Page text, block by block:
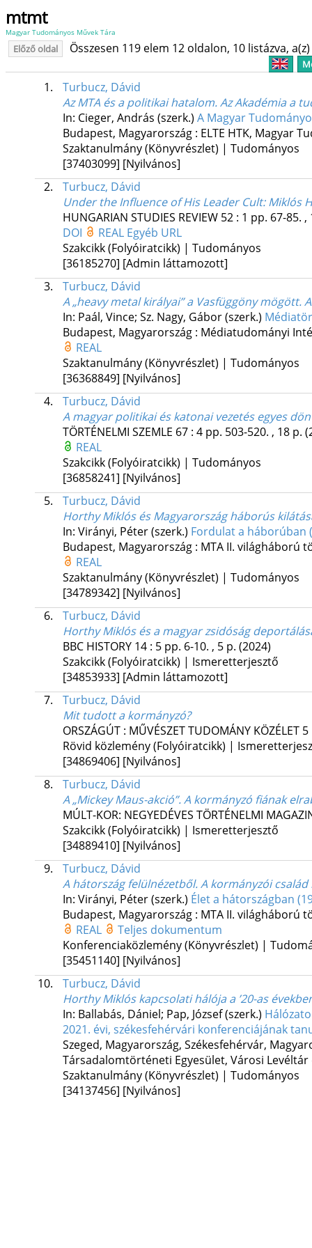
mtmt
Magyar Tudományos Művek Tára
Előző oldal Összesen 119 elem 12 oldalon, 10 listázva,
1.
Turbucz, Dávid
Az MTA és a politikai hatalom. Az Akadémia a
In: Cieger, András (szerk.) A Magyar
Budapest, Magyarország : ELTE HTK, Magyar
Szaktanulmány (Könyvrészlet) | Tudományos
[37403099] [Nyilvános]
2.
Turbucz, Dávid
Under the Influence of His Leader Cult: Miklós
HUNGARIAN STUDIES REVIEW 52: 1 pp. 67-85.
DOI
REAL Egyéb URL
Szakcikk (Folyóiratcikk) | Tudományos
[36185270] [Admin láttamozott]
3.
Turbucz, Dávid
A „heavy metal királyai” a Vasfüggöny mögött.
In: Paál, Vince; Sz. Nagy, Gábor (szerk.)
Budapest, Magyarország : Médiatudományi
REAL
Szaktanulmány (Könyvrészlet) | Tudományos
[36368849] [Nyilvános]
4.
Turbucz, Dávid
A magyar politikai és katonai vezetés egyes
TÖRTÉNELMI SZEMLE 67: 4 pp. 503-520. , 18 p.
REAL
Szakcikk (Folyóiratcikk) | Tudományos
[36858241] [Nyilvános]
5.
Turbucz, Dávid
Horthy Miklós és Magyarország háborús
In: Virányi, Péter (szerk.) Fordulat a háborúban
Budapest, Magyarország : MTA II. világháború
REAL
Szaktanulmány (Könyvrészlet) | Tudományos
[34789342] [Nyilvános]
6.
Turbucz, Dávid
Horthy Miklós és a magyar zsidóság
BBC HISTORY 14: 5 pp. 6-10. , 5 p. (2024)
Szakcikk (Folyóiratcikk) | Ismeretterjesztő
[34853933] [Admin láttamozott]
7.
Turbucz, Dávid
Mit tudott a kormányzó?
ORSZÁGÚT : MŰVÉSZET TUDOMÁNY KÖZÉLET 5
Rövid közlemény (Folyóiratcikk) |
[34869406] [Nyilvános]
8.
Turbucz, Dávid
A „Mickey Maus-akció”. A kormányzó fiának
MÚLT-KOR: NEGYEDÉVES TÖRTÉNELMI
Szakcikk (Folyóiratcikk) | Ismeretterjesztő
[34889410] [Nyilvános]
9.
Turbucz, Dávid
A hátország felülnézetből. A kormányzói
In: Virányi, Péter (szerk.) Élet a hátországban
Budapest, Magyarország : MTA II. világháború
REAL
Teljes dokumentum
Konferenciaközlemény (Könyvrészlet) |
[35451140] [Nyilvános]
10.
Turbucz, Dávid
Horthy Miklós kapcsolati hálója a ’20-as
In: Ballabás, Dániel; Pap, József (szerk.)
2021. évi, székesfehérvári konferenciájának
Szeged, Magyarország, Székesfehérvár,
Társadalomtörténeti Egyesület, Városi
Szaktanulmány (Könyvrészlet) | Tudományos
[34137456] [Nyilvános]